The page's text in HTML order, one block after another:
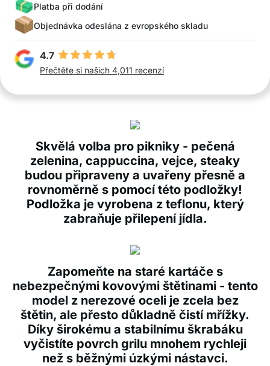
Platba při dodání
Objednávka odeslána z evropského skladu
4.7
Přečtěte si našich 4,011 recenzí
Skvělá volba pro pikniky - pečená
zelenina, cappuccina, vejce, steaky
budou připraveny a uvařeny přesně a
rovnoměrně s pomocí této podložky!
Podložka je vyrobena z teflonu, který
zabraňuje přilepení jídla.
Zapomeňte na staré kartáče s
nebezpečnými kovovými štětinami - tento
model z nerezové oceli je zcela bez
štětin, ale přesto důkladně čistí mřížky.
Díky širokému a stabilnímu škrabáku
vyčistíte povrch grilu mnohem rychleji
než s běžnými úzkými nástavci.